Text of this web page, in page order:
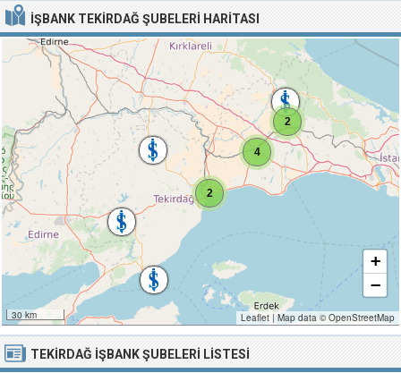
İŞBANK TEKIRDAĞ ŞUBELERI HARITASI
2
2
4
30 km
+
−
Leaflet | Map data ©OpenStreetMap
TEKIRDAĞ İŞBANK ŞUBELERI LISTESI